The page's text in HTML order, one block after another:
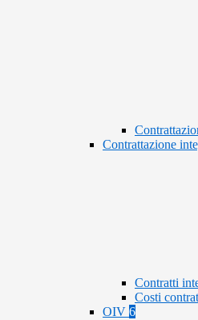
Contrattazione
Contratti
Costi
OIV 6